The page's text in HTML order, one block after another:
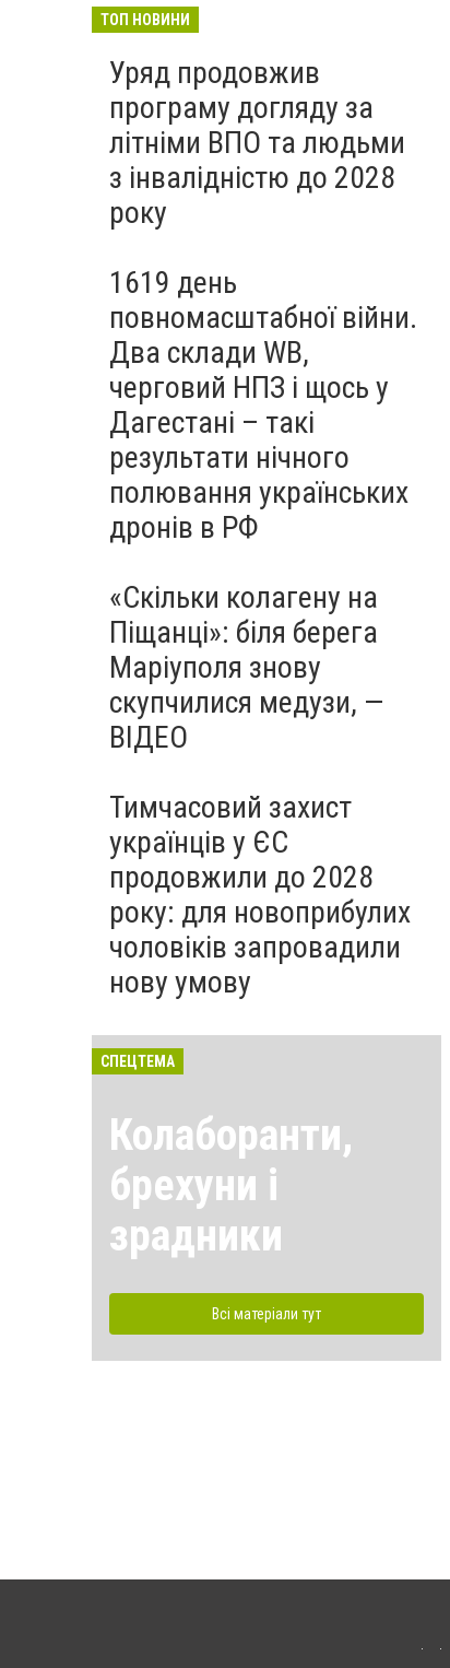
Бєдняков зіграє тата
новому українському
фільмі, - ФОТО
5 серпня
ТОП НОВИНИ
Уряд продовжив
програму догляду за
літніми ВПО та людьми
з інвалідністю до 2028
року
1619 день
повномасштабної війни.
Два склади WB,
черговий НПЗ і щось у
Дагестані – такі
результати нічного
полювання українських
дронів в РФ
«Скільки колагену на
Піщанці»: біля берега
Маріуполя знову
скупчилися медузи, —
ВІДЕО
Тимчасовий захист
українців у ЄС
продовжили до 2028
року: для новоприбулих
чоловіків запровадили
нову умову
СПЕЦТЕМА
Колаборанти,
брехуни і
зрадники
Всі матеріали тут